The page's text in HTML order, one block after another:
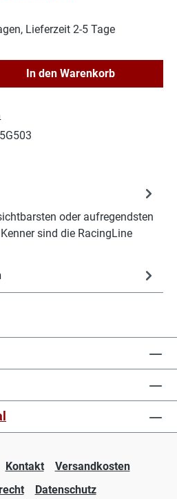
Lieferzeit 2-5 Tage
den gewünschten
In den Warenkorb
oder aufregendsten
sind die RacingLine
Kontakt
Versandkosten
Datenschutz